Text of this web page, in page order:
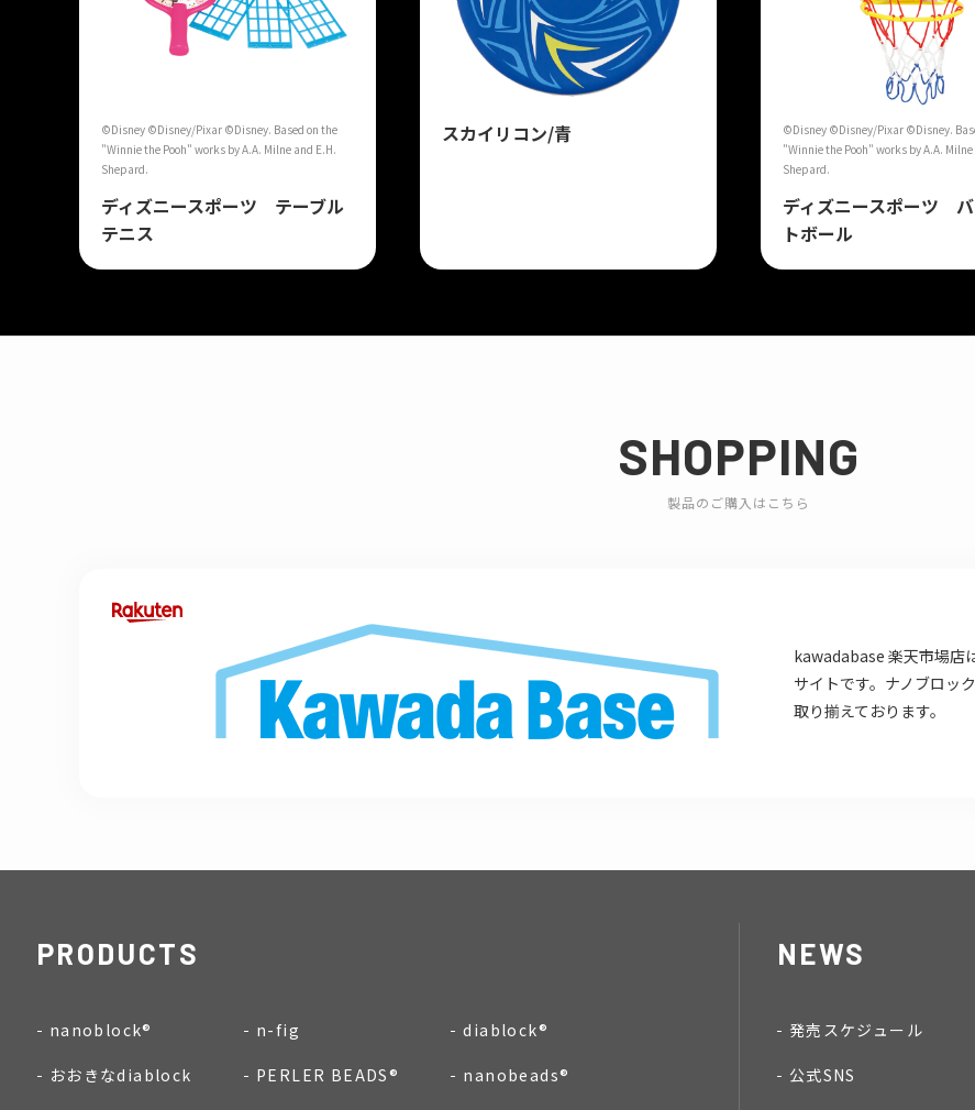
©Disney ©Disney/Pixar ©Disney. Based on the
"Winnie the Pooh" works by A.A. Milne and E.H.
Shepard.
ディズニースポーツ テーブル
テニス
スカイリコン/青
©Disney ©Disney/Pixar ©Disney.
"Winnie the Pooh" works by A.A. Milne
Shepard.
ディズニースポーツ
トボール
SHOPPING
製品のご購入はこちら
kawadabase 楽天市場店
サイトです。ナノブロッ
取り揃えております。
PRODUCTS
nanoblock® n-fig diablock®
おおきなdiablock PERLER BEADS® nanobeads®
NEWS
発売スケジュール
公式SNS